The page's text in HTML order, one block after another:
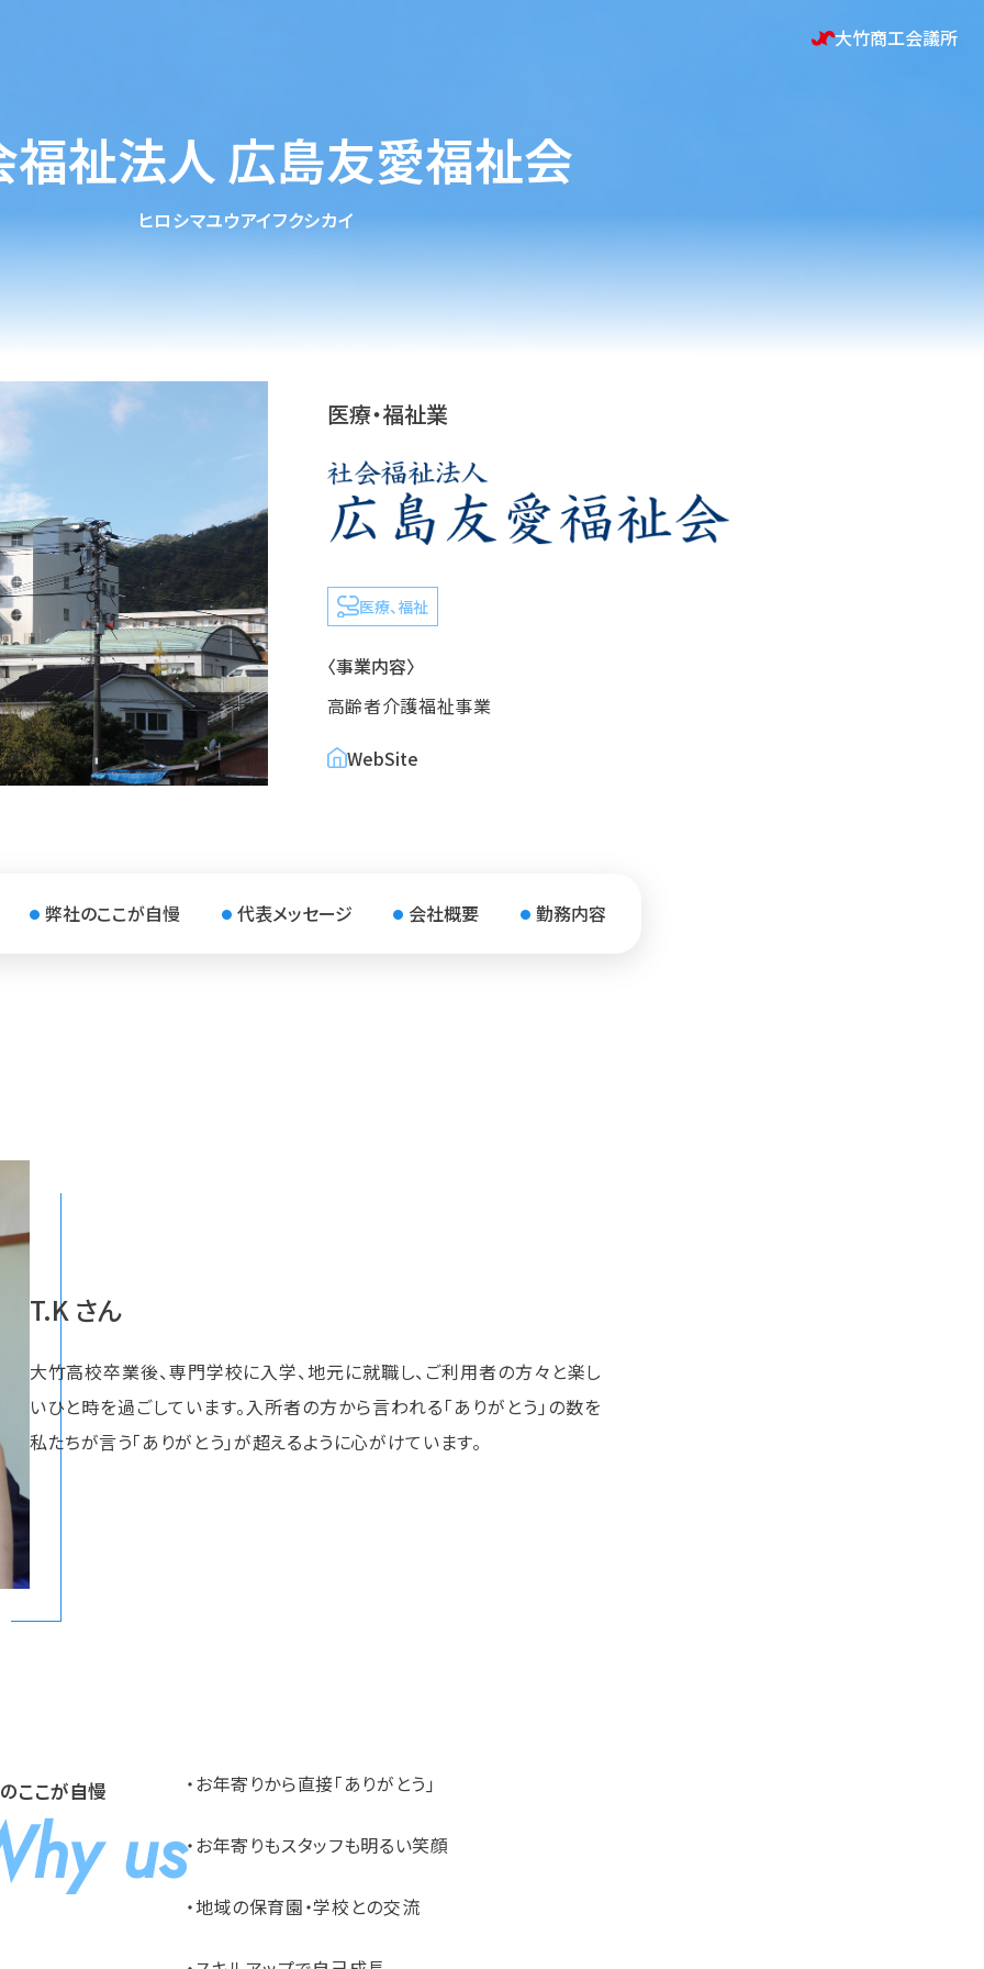
大竹商工会議所
福祉法人 広島友愛福祉会
ヒロシマユウアイフクシカイ
医療・福祉業
医療、福祉
〈事業内容〉
高齢者介護福祉事業
WebSite
● 弊社のここが自慢 ● 代表メッセージ ● 会社概要 ● 勤務内容
T.K さん
大竹高校卒業後、専門学校に入学、地元に就職し、ご利用者の方々と楽し
いひと時を過ごしています。入所者の方から言われる「ありがとう」の数を
私たちが言う「ありがとう」が超えるように心がけています。
ここが自慢
us
・お年寄りから直接｢ありがとう｣
・お年寄りもスタッフも明るい笑顔
・地域の保育園・学校との交流